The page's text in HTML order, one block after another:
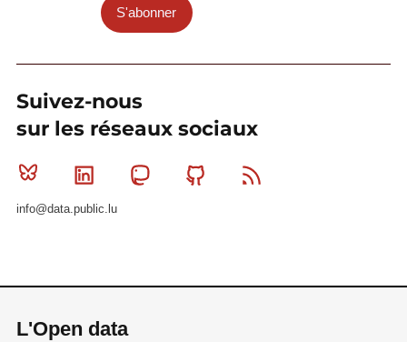
S'abonner
Suivez-nous
sur les réseaux sociaux
Bluesky Linkedin MastodonGithub
info@data.public.lu
L'Open data